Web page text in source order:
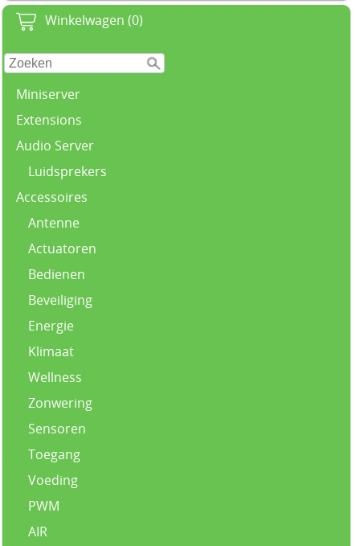
Winkelwagen (0)
Miniserver
Extensions
Audio Server
Luidsprekers
Accessoires
Antenne
Actuatoren
Bedienen
Beveiliging
Energie
Klimaat
Wellness
Zonwering
Sensoren
Toegang
Voeding
PWM
AIR